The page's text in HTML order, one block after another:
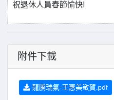
祝退休人員春節愉快!
附件下載
龍騰瑞氣-王惠美敬賀.pdf